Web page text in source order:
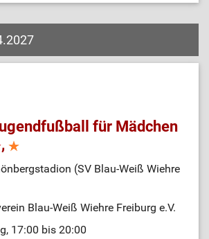
für Mädchen
,
(SV Blau-Weiß Wiehre
Blau-Weiß Wiehre Freiburg e.V.
17:00 bis 20:00